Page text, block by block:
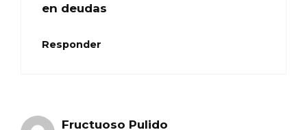
en deudas
Responder
Fructuoso Pulido